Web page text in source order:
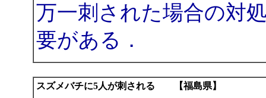
万一刺された場合の対
要がある．
スズメバチに5人が刺される 【福島県】